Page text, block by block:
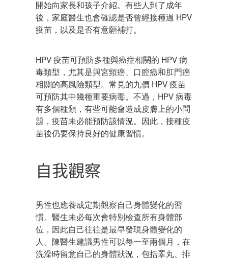
開始向家長和孩子介紹。有些人到了成年
後，家庭醫生也會確認是否曾經接種過 HPV
疫苗，以及是否有意願補打。
HPV 疫苗可預防多種與癌症相關的 HPV 病
毒類型，尤其是與宮頸癌、口腔癌和肛門癌
相關的高風險類型。常見的九價 HPV 疫苗
可預防其中幾種重要病毒。不過，HPV 病毒
有多個種類，有些可能會造成皮膚上的小問
題，疫苗未必能預防該情況。因此，接種疫
苗後仍要保持良好的健康習慣。
自我觀察
男性也應養成定期觀察自己身體變化的習
慣。醫生未必每次會特別檢查所有身體部
位，因此自己往往是最早發現身體變化的
人。
陳醫生建議男性可以每一至兩個月，在
洗澡時留意自己的身體狀況，包括睪丸、排